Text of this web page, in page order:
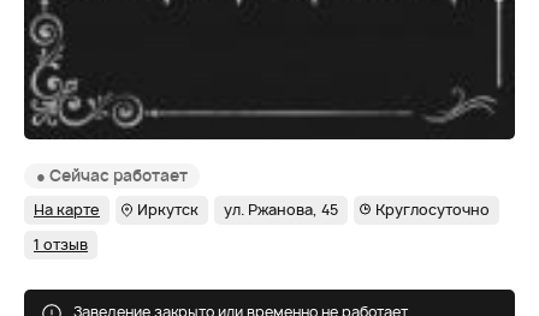
● Сейчас работает
Круглосуточно
Иркутск ул. Ржанова, 45
На карте
1 отзыв
Заведение закрыто или временно не работает